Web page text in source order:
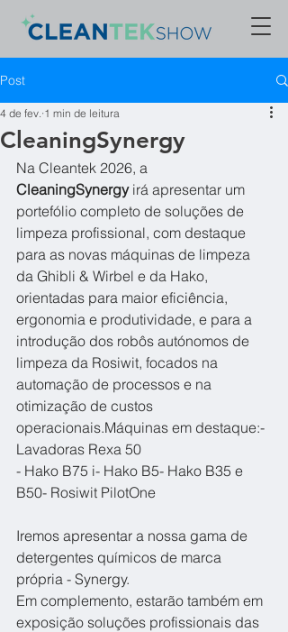
Post
CleaningSynergy
4 de fev. 1 min de leitura
Na Cleantek 2026, a
CleaningSynergy irá apresentar um
portefólio completo de soluções de
limpeza profissional, com destaque
para as novas máquinas de limpeza
da Ghibli & Wirbel e da Hako,
orientadas para maior eficiência,
ergonomia e produtividade, e para a
introdução dos robôs autónomos de
limpeza da Rosiwit, focados na
automação de processos e na
otimização de custos
operacionais.Máquinas em destaque:-
Lavadoras Rexa 50
- Hako B75 i- Hako B5- Hako B35 e
B50- Rosiwit PilotOne
Iremos apresentar a nossa gama de
detergentes químicos de marca
própria - Synergy.
Em complemento, estarão também em
exposição soluções profissionais das